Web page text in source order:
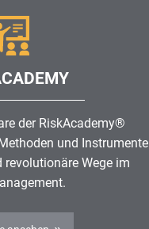
der RiskAcademy®
und Instrumente
Wege im
.